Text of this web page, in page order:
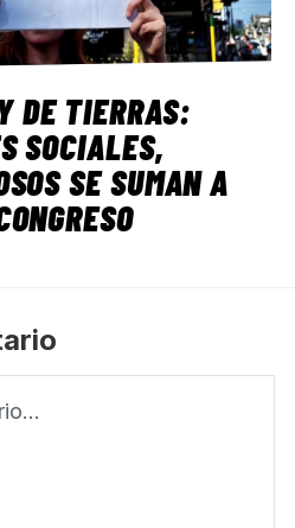
DE TIERRAS:
SOCIALES,
SE SUMAN A